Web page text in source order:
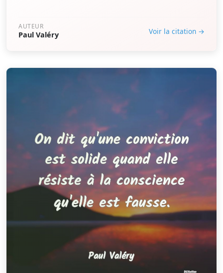
AUTEUR
Paul Valéry Voir la citation →